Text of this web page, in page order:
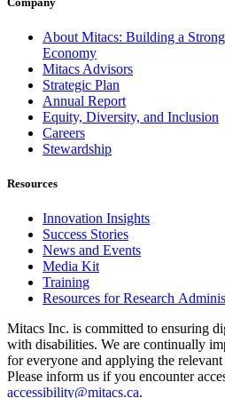
About Mitacs: Building a
Economy
Mitacs Advisors
Strategic Plan
Annual Report
Equity, Diversity, and Inclusion
Careers
Stewardship
Resources
Innovation Insights
Success Stories
News and Events
Media Kit
Training
Resources for Research
Mitacs Inc. is committed to ensuring
with disabilities. We are continually
for everyone and applying the
Please inform us if you encounter
accessibility@mitacs.ca.